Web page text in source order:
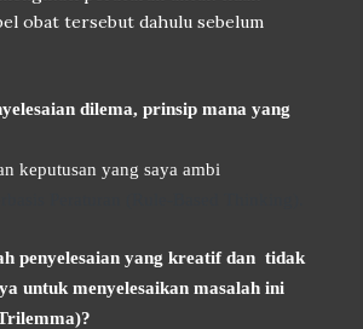
obat tersebut dahulu sebelum
dilema, prinsip mana yang
keputusan yang saya ambi
penyelesaian yang kreatif dan tidak
untuk menyelesaikan masalah ini